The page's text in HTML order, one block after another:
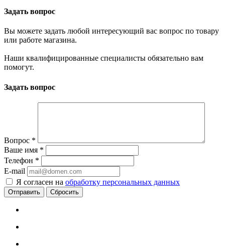
Задать вопрос
Вы можете задать любой интересующий вас вопрос по товару
или работе магазина.
Наши квалифицированные специалисты обязательно вам
помогут.
Задать вопрос
Вопрос *
Ваше имя *
Телефон *
E-mail
Я согласен на обработку персональных данных
Сбросить